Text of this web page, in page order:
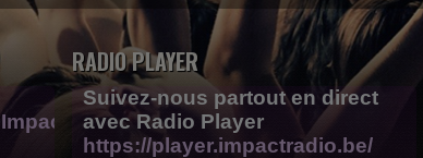
RADIO PLAYER
Suivez-nous partout en direct
avec Radio Player
https://player.impactradio.be/